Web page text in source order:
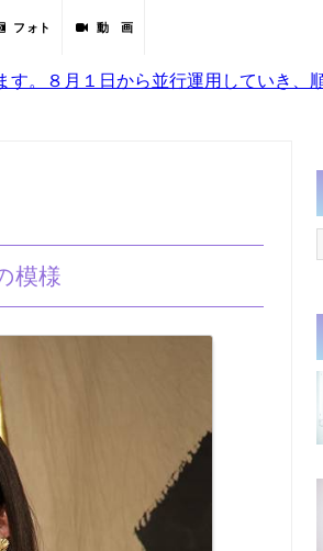
フォト 動 画
。８月１日から並行運用していき、
模様